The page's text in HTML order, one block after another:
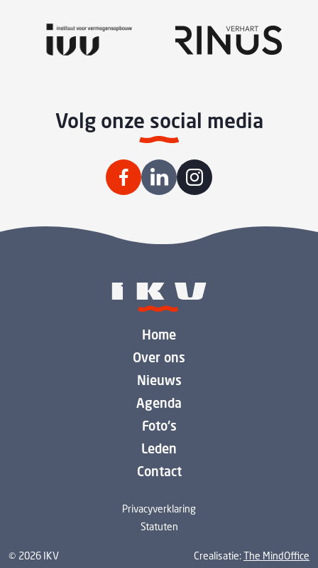
Volg onze social media
Home
Over ons
Nieuws
Agenda
Foto's
Leden
Contact
© 2026 IKV
Privacyverklaring
Statuten
Crealisatie: The MindOffice